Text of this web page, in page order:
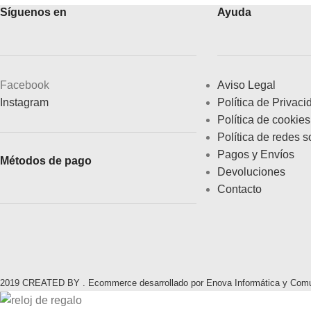
Síguenos en
Facebook
Instagram
Métodos de pago
Ayuda
Aviso Legal
Política de
Política de cookies
Política de redes
Pagos y Envíos
Devoluciones
Contacto
2019 CREATED BY . Ecommerce desarrollado por Enova Informática y